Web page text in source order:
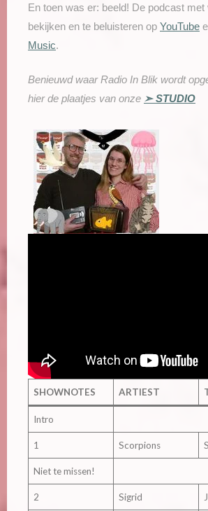
En toen was er: beeld! De podcast met
bekijken en te beluisteren op YouTube
Music.
Benieuwd waar Radio In Blik wordt
hier de plaatjes van onze ➣ STUDIO
SHOWNOTES ARTIEST
Intro
1 Scorpions
Niet te missen!
2 Sigrid